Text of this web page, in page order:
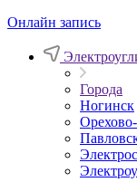
Онлайн запись
Города
Ногинск